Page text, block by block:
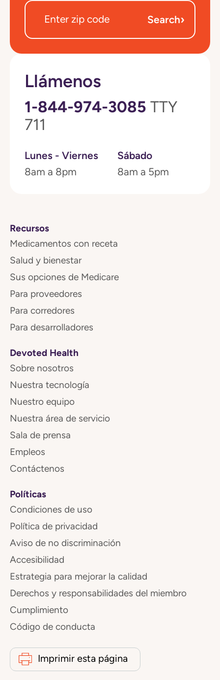
Search›
Llámenos
1-844-974-3085 TTY
711
Lunes - Viernes
8am a 8pm
Sábado
8am a 5pm
Recursos
Medicamentos con receta
Salud y bienestar
Sus opciones de Medicare
Para proveedores
Para corredores
Para desarrolladores
Devoted Health
Sobre nosotros
Nuestra tecnología
Nuestro equipo
Nuestra área de servicio
Sala de prensa
Empleos
Contáctenos
Políticas
Condiciones de uso
Política de privacidad
Aviso de no discriminación
Accesibilidad
Estrategia para mejorar la calidad
Derechos y responsabilidades del miembro
Cumplimiento
Código de conducta
Imprimir esta página